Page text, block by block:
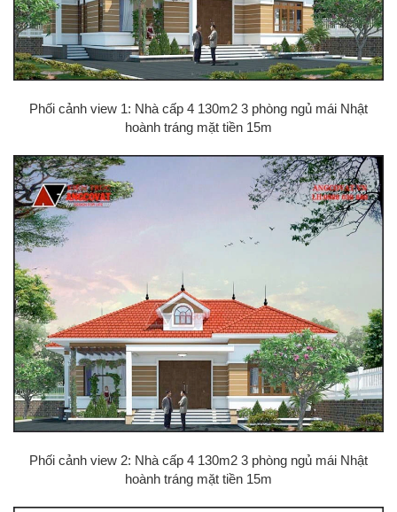
Phối cảnh view 1: Nhà cấp 4 130m2 3 phòng ngủ mái Nhật
hoành tráng mặt tiền 15m
Phối cảnh view 2: Nhà cấp 4 130m2 3 phòng ngủ mái Nhật
hoành tráng mặt tiền 15m